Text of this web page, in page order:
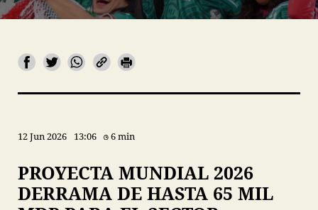
12 Jun 2026 13:06 6 min
PROYECTA MUNDIAL 2026
DERRAMA DE HASTA 65 MIL